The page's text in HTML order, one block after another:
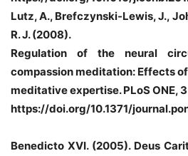
Lutz, A., Brefczynski-Lewis, J.,
R. J. (2008).
Regulation of the neural
compassion meditation: Effects of
meditative expertise. PLoS ONE,
https://doi.org/10.1371/
Benedicto XVI. (2005). Deus